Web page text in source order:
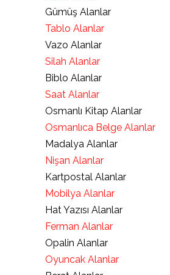
Gümüş Alanlar
Tablo Alanlar
Vazo Alanlar
Silah Alanlar
Biblo Alanlar
Saat Alanlar
Osmanlı Kitap Alanlar
Osmanlıca Belge Alanlar
Madalya Alanlar
Nişan Alanlar
Kartpostal Alanlar
Mobilya Alanlar
Hat Yazısı Alanlar
Ferman Alanlar
Opalin Alanlar
Oyuncak Alanlar